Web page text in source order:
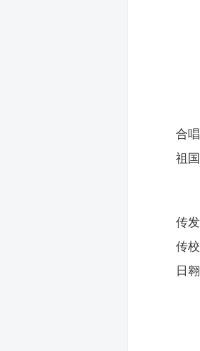
合
祖
传
传
日